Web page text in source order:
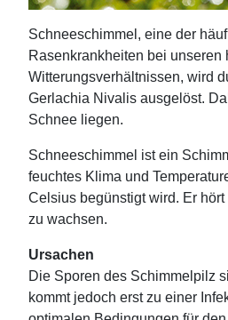
Schneeschimmel, eine der
Rasenkrankheiten bei unseren
Witterungsverhältnissen, wird
Gerlachia Nivalis ausgelöst.
Schnee liegen.
Schneeschimmel ist ein
feuchtes Klima und
Celsius begünstigt wird. Er hört
zu wachsen.
Ursachen
Die Sporen des Schimmelpilz
kommt jedoch erst zu einer